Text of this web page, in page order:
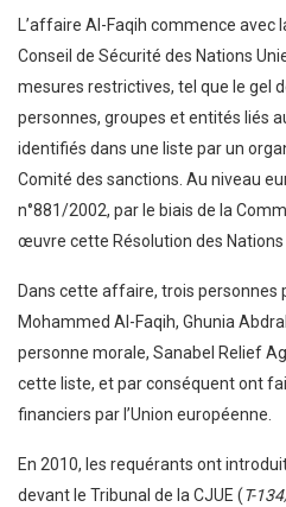
L’affaire Al-Faqih commence
Conseil de Sécurité des Nations
mesures restrictives, tel que le gel
personnes, groupes et entités liés
identifiés dans une liste par un
Comité des sanctions. Au niveau
n°881/2002, par le biais de la
œuvre cette Résolution des Nations
Dans cette affaire, trois personnes
Mohammed Al-Faqih, Ghunia
personne morale, Sanabel Relief
cette liste, et par conséquent ont
financiers par l’Union européenne.
En 2010, les requérants ont
devant le Tribunal de la CJUE (T-